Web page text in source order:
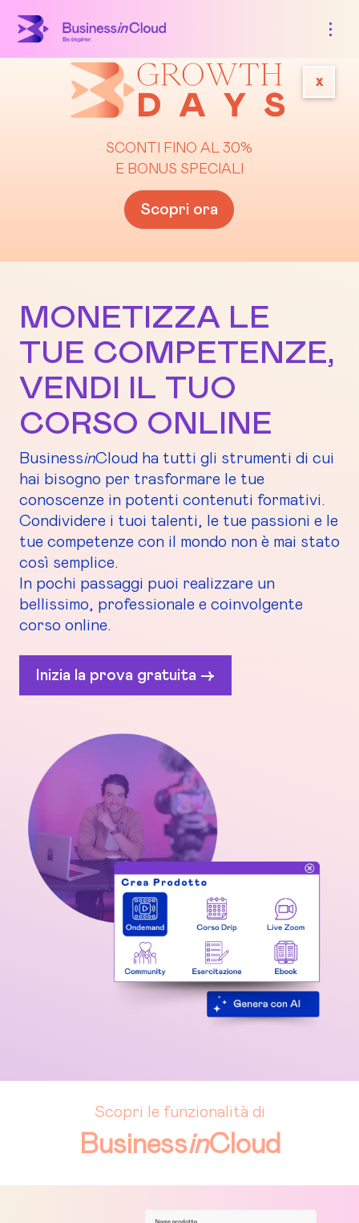
x
SCONTI FINO AL 30%
E BONUS SPECIALI
Scopri ora
MONETIZZA LE
TUE COMPETENZE,
VENDI IL TUO
CORSO ONLINE
BusinessinCloud ha tutti gli strumenti di cui
hai bisogno per trasformare le tue
conoscenze in potenti contenuti formativi.
Condividere i tuoi talenti, le tue passioni e le
tue competenze con il mondo non è mai stato
così semplice.
In pochi passaggi puoi realizzare un
bellissimo, professionale e coinvolgente
corso online.
Inizia la prova gratuita ->
Scopri le funzionalità di
BusinessinCloud